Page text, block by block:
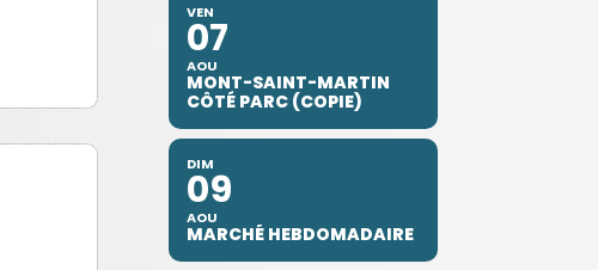
VEN
07
AOU
MONT-SAINT-MARTIN
CÔTÉ PARC (COPIE)
DIM
09
AOU
MARCHÉ HEBDOMADAIRE